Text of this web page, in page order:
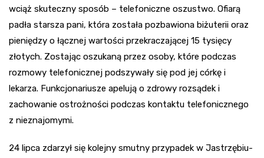
wciąż skuteczny sposób – telefoniczne oszustwo. Ofiarą
padła starsza pani, która została pozbawiona biżuterii oraz
pieniędzy o łącznej wartości przekraczającej 15 tysięcy
złotych. Zostając oszukaną przez osoby, które podczas
rozmowy telefonicznej podszywały się pod jej córkę i
lekarza. Funkcjonariusze apelują o zdrowy rozsądek i
zachowanie ostrożności podczas kontaktu telefonicznego
z nieznajomymi.
24 lipca zdarzył się kolejny smutny przypadek w Jastrzębiu-